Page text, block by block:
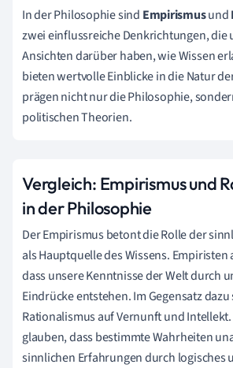
In der Philosophie sind Empirismusund
zwei einflussreiche Denkrichtungen, die
Ansichten darüber haben, wie Wissen
bieten wertvolle Einblicke in die Natur
prägen nicht nur die Philosophie,
politischen Theorien.
Vergleich: Empirismus und
in der Philosophie
Der Empirismus betont die Rolle der
als Hauptquelle des Wissens.
dass unsere Kenntnisse der Welt durch
Eindrücke entstehen. Im Gegensatz
Rationalismus auf Vernunft und
glauben, dass bestimmte Wahrheiten
sinnlichen Erfahrungen durch logisches